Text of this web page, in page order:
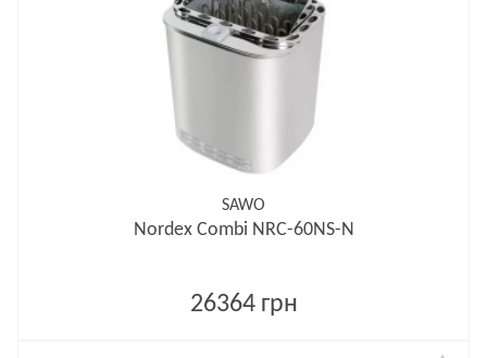
SAWO
Nordex Combi NRC-60NS-N
26364 грн